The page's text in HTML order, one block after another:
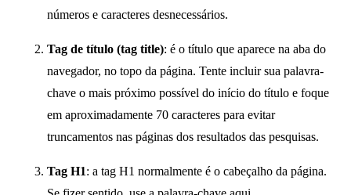
números e caracteres desnecessários.
Tag de título (tag title): é o título que aparece na aba do
navegador, no topo da página. Tente incluir sua palavra-
chave o mais próximo possível do início do título e foque
em aproximadamente 70 caracteres para evitar
truncamentos nas páginas dos resultados das pesquisas.
Tag H1: a tag H1 normalmente é o cabeçalho da página.